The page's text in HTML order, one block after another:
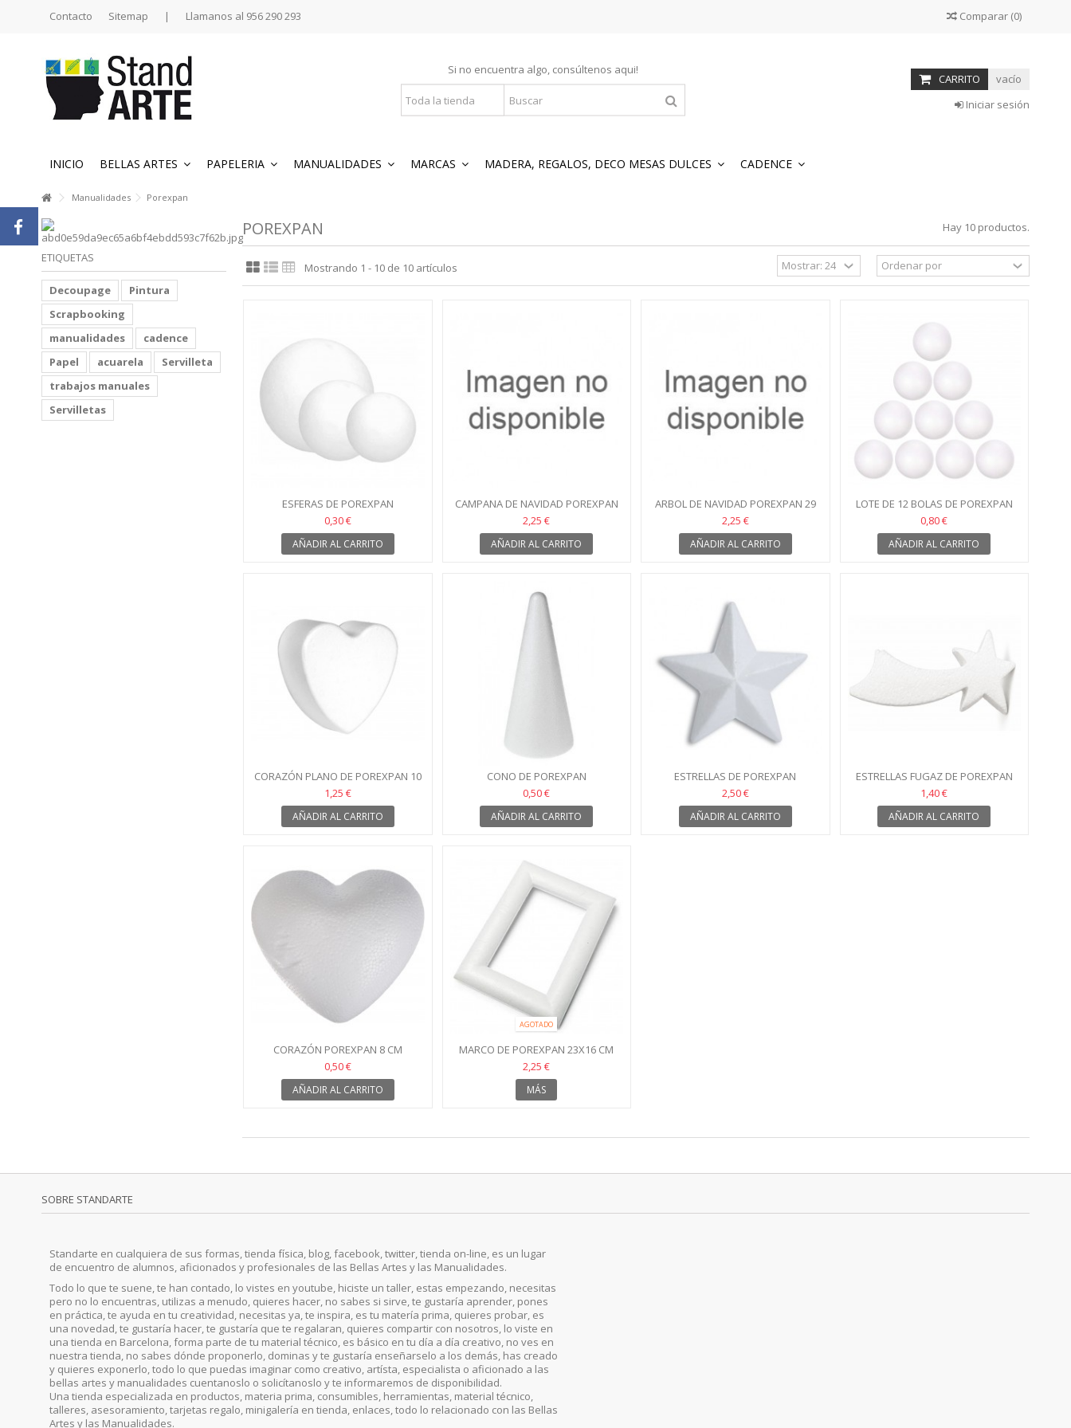
Contacto Sitemap | Llamanos al 956 290 293 Comparar (0)
Si no encuentra algo, consúltenos aqui!
CARRITO
vacío
Iniciar sesión
INICIO BELLAS ARTES PAPELERIA MANUALIDADES MARCAS MADERA, REGALOS, DECO MESAS DULCES CADENCE
Manualidades Porexpan
POREXPAN Hay 10 productos.
Mostrando 1 - 10 de 10 artículos
ESFERAS DE POREXPAN
0,30 €
AÑADIR AL CARRITO
CAMPANA DE NAVIDAD POREXPAN
28 CM
2,25 €
AÑADIR AL CARRITO
ARBOL DE NAVIDAD POREXPAN 29
CM
2,25 €
AÑADIR AL CARRITO
LOTE DE 12 BOLAS DE POREXPAN
2CM
0,80 €
AÑADIR AL CARRITO
CORAZÓN PLANO DE POREXPAN 10
CM
1,25 €
AÑADIR AL CARRITO
CONO DE POREXPAN
0,50 €
AÑADIR AL CARRITO
ESTRELLAS DE POREXPAN
2,50 €
AÑADIR AL CARRITO
ESTRELLAS FUGAZ DE POREXPAN
36CM
1,40 €
AÑADIR AL CARRITO
CORAZÓN POREXPAN 8 CM
0,50 €
AÑADIR AL CARRITO
AGOTADO
MARCO DE POREXPAN 23X16 CM
2,25 €
MÁS
ETIQUETAS
Decoupage
Pintura
Scrapbooking
manualidades
cadence
Papel
acuarela
Servilleta
trabajos manuales
Servilletas
SOBRE STANDARTE
Standarte en cualquiera de sus formas, tienda física, blog, facebook, twitter, tienda on-line, es un lugar
de encuentro de alumnos, aficionados y profesionales de las Bellas Artes y las Manualidades.
Todo lo que te suene, te han contado, lo vistes en youtube, hiciste un taller, estas empezando, necesitas
pero no lo encuentras, utilizas a menudo, quieres hacer, no sabes si sirve, te gustaría aprender, pones
en práctica, te ayuda en tu creatividad, necesitas ya, te inspira, es tu matería prima, quieres probar, es
una novedad, te gustaría hacer, te gustaría que te regalaran, quieres compartir con nosotros, lo viste en
una tienda en Barcelona, forma parte de tu material técnico, es básico en tu día a día creativo, no ves en
nuestra tienda, no sabes dónde proponerlo, dominas y te gustaría enseñarselo a los demás, has creado
y quieres exponerlo, todo lo que puedas imaginar como creativo, artísta, especialista o aficionado a las
bellas artes y manualidades cuentanoslo o solicítanoslo y te informaremos de disponibilidad.
Una tienda especializada en productos, materia prima, consumibles, herramientas, material técnico,
talleres, asesoramiento, tarjetas regalo, minigalería en tienda, enlaces, todo lo relacionado con las Bellas
Artes y las Manualidades.